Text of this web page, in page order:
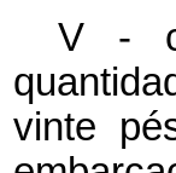
V -
vinte